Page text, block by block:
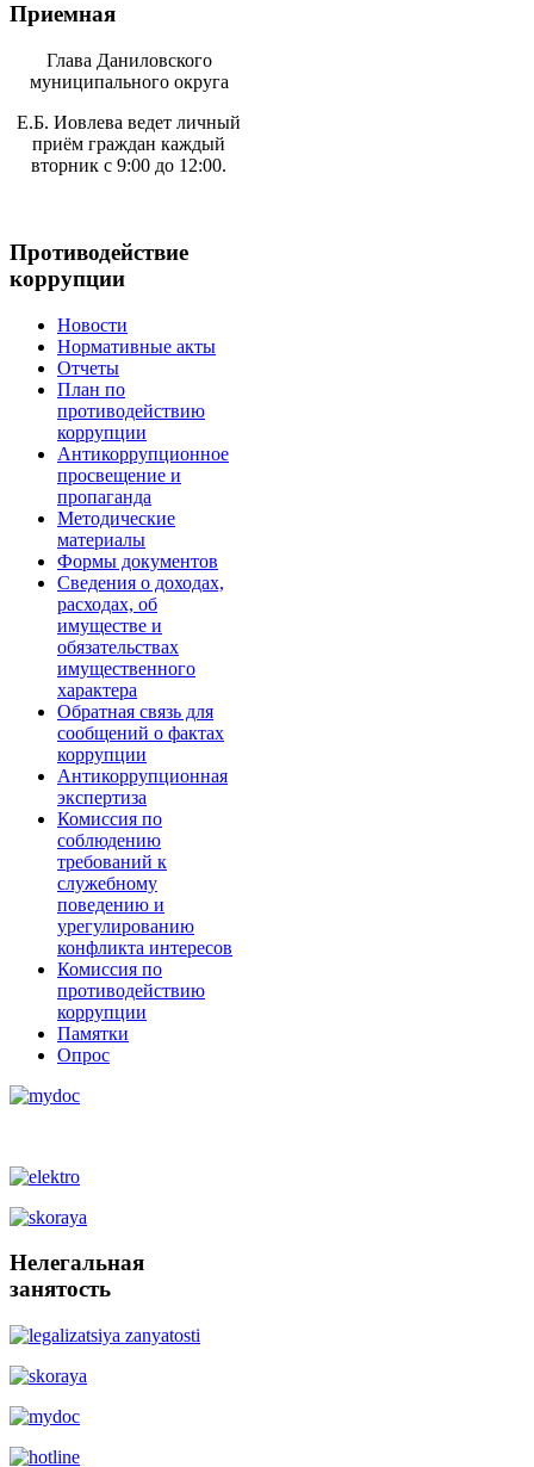
Приемная
Глава Даниловского
муниципального округа
Е.Б. Иовлева ведет личный
приём граждан каждый
вторник с 9:00 до 12:00.
Противодействие
коррупции
Новости
Нормативные акты
Отчеты
План по
противодействию
коррупции
Антикоррупционное
просвещение и
пропаганда
Методические
материалы
Формы документов
Сведения о доходах,
расходах, об
имуществе и
обязательствах
имущественного
характера
Обратная связь для
сообщений о фактах
коррупции
Антикоррупционная
экспертиза
Комиссия по
соблюдению
требований к
служебному
поведению и
урегулированию
конфликта интересов
Комиссия по
противодействию
коррупции
Памятки
Опрос
Нелегальная
занятость